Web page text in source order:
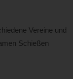
Vereine und
Schießen